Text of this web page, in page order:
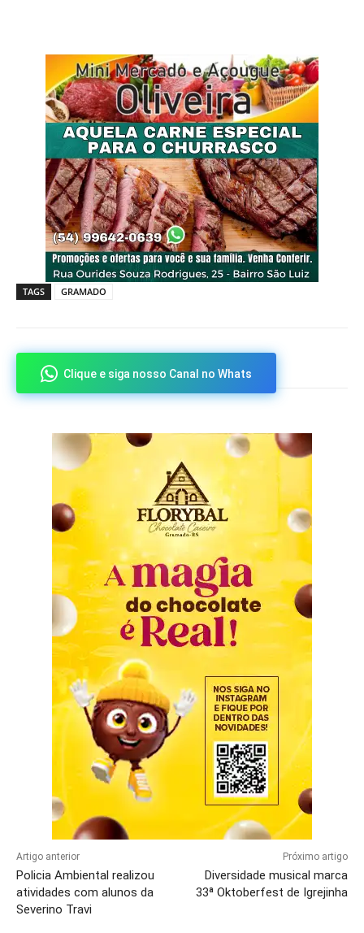
TAGS GRAMADO
Clique e siga nosso Canal no Whats
Artigo anterior
Policia Ambiental realizou
atividades com alunos da
Severino Travi
Próximo artigo
Diversidade musical marca
33ª Oktoberfest de Igrejinha